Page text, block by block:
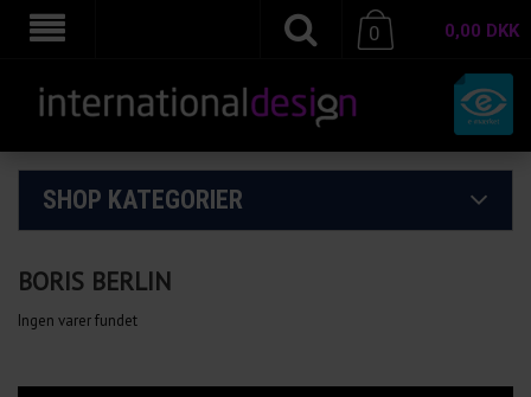
0,00 DKK
0
SHOP KATEGORIER
BORIS BERLIN
Ingen varer fundet